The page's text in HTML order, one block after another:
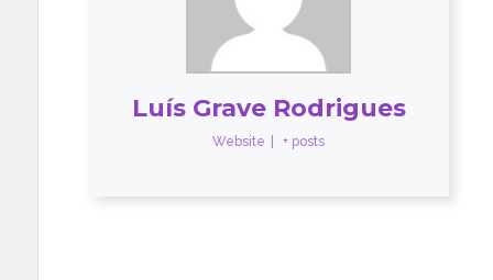
Luís Grave Rodrigues
Website + posts